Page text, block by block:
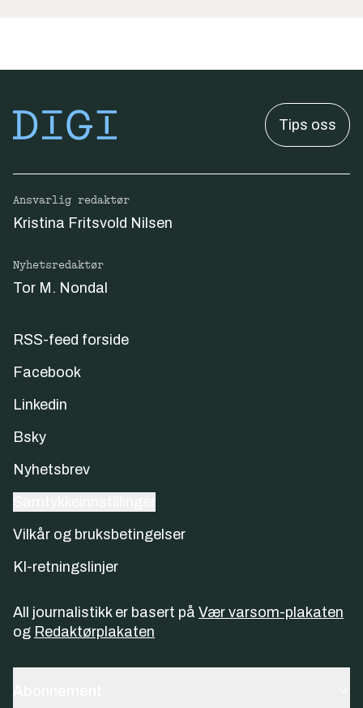
Tips oss
Ansvarlig redaktør
Kristina Fritsvold Nilsen
Nyhetsredaktør
Tor M. Nondal
RSS-feed forside
Facebook
Linkedin
Bsky
Nyhetsbrev
Vilkår og bruksbetingelser
KI-retningslinjer
All journalistikk er basert på Vær varsom-plakaten
og Redaktørplakaten